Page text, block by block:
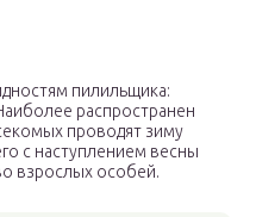
пилильщика:
распространен
проводят зиму
с наступлением весны
взрослых особей.